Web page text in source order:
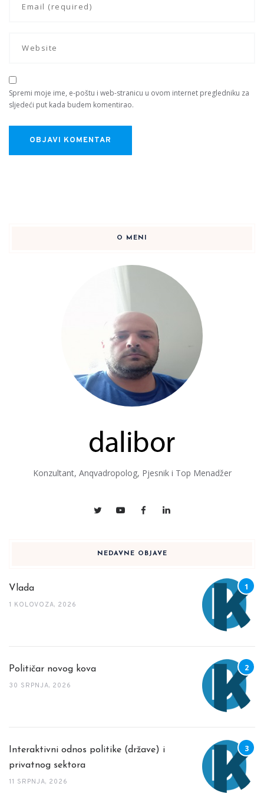
Spremi moje ime, e-poštu i web-stranicu u ovom internet pregledniku za
sljedeći put kada budem komentirao.
O MENI
Konzultant, Anqvadropolog, Pjesnik i Top Menadžer
NEDAVNE OBJAVE
Vlada
1 KOLOVOZA, 2026
Političar novog kova
30 SRPNJA, 2026
Interaktivni odnos politike (države) i
privatnog sektora
11 SRPNJA, 2026